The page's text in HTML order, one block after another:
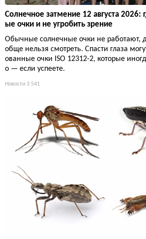
Солнечное затмение 12 августа 2026:
ые очки и не угробить зрение
Обычные солнечные очки не работают,
обще нельзя смотреть. Спасти глаза
ованные очки ISO 12312-2, которые
о — если успеете.
Новости 3 541